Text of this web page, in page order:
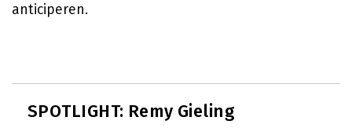
anticiperen.
SPOTLIGHT: Remy Gieling